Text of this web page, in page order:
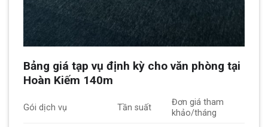
Bảng giá tạp vụ định kỳ cho văn phòng tại
Hoàn Kiếm 140m
Gói dịch vụ Tần suất
Đơn giá tham
khảo/tháng